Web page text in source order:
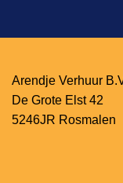
Arendje Verhuur
De Grote Elst 42
5246JR Rosmalen